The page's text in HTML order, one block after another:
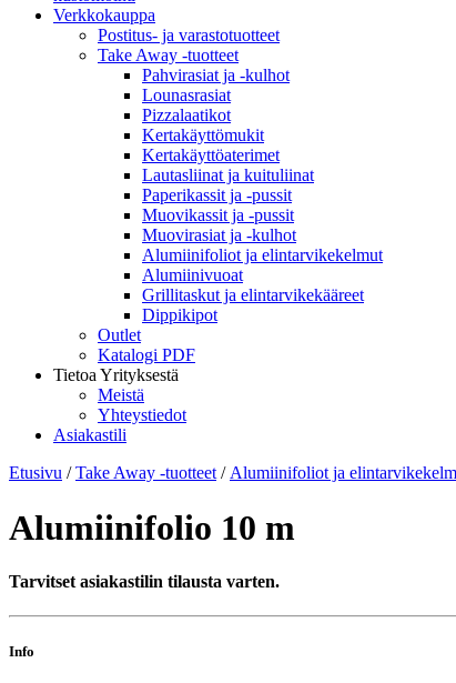
Verkkokauppa
Postitus- ja varastotuotteet
Take Away -tuotteet
Pahvirasiat ja -kulhot
Lounasrasiat
Pizzalaatikot
Kertakäyttömukit
Kertakäyttöaterimet
Lautasliinat ja kuituliinat
Paperikassit ja -pussit
Muovikassit ja -pussit
Muovirasiat ja -kulhot
Alumiinifoliot ja elintarvikekelmut
Alumiinivuoat
Grillitaskut ja elintarvikekääreet
Dippikipot
Outlet
Katalogi PDF
Tietoa Yrityksestä
Meistä
Yhteystiedot
Asiakastili
Etusivu /Take Away -tuotteet / Alumiinifoliot ja
Alumiinifolio 10 m
Tarvitset asiakastilin tilausta varten.
Info